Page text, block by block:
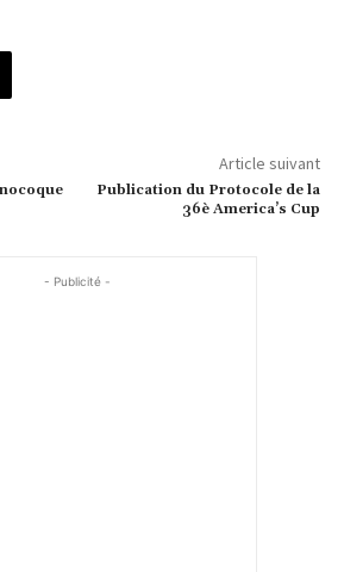
Article suivant
Publication du Protocole de la
36è America’s Cup
- Publicité -